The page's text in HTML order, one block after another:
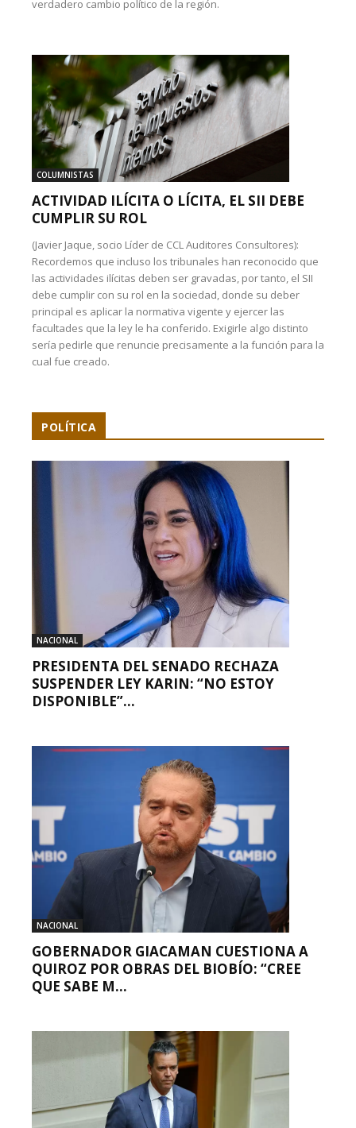
verdadero cambio político de la región.
COLUMNISTAS
ACTIVIDAD ILÍCITA O LÍCITA, EL SII DEBE
CUMPLIR SU ROL
(Javier Jaque, socio Líder de CCL Auditores Consultores):
Recordemos que incluso los tribunales han reconocido que
las actividades ilícitas deben ser gravadas, por tanto, el SII
debe cumplir con su rol en la sociedad, donde su deber
principal es aplicar la normativa vigente y ejercer las
facultades que la ley le ha conferido. Exigirle algo distinto
sería pedirle que renuncie precisamente a la función para la
cual fue creado.
POLÍTICA
NACIONAL
PRESIDENTA DEL SENADO RECHAZA
SUSPENDER LEY KARIN: “NO ESTOY
DISPONIBLE”...
NACIONAL
GOBERNADOR GIACAMAN CUESTIONA A
QUIROZ POR OBRAS DEL BIOBÍO: “CREE
QUE SABE M...